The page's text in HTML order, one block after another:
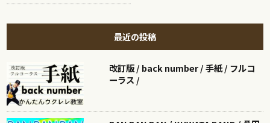
最近の投稿
改訂版 / back number / 手紙 / フルコ
ーラス /